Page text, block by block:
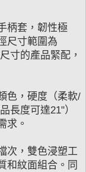
柄套，韌性極
尺寸範圍為
寸的產品緊配，
色，硬度（柔軟/
長度可達21"）
求。
次，雙色浸塑工
和紋面組合。同